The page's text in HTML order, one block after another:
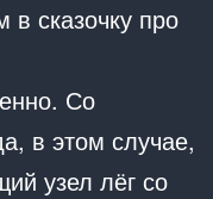
сказочку про
Со
в этом случае,
узел лёг со